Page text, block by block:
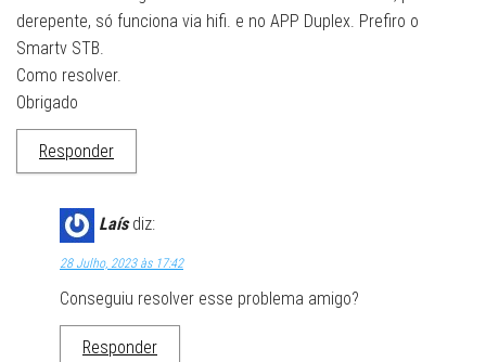
derepente, só funciona via hifi. e no APP Duplex. Prefiro o
Smartv STB.
Como resolver.
Obrigado
Responder
Laís diz:
28 Julho, 2023 às 17:42
Conseguiu resolver esse problema amigo?
Responder